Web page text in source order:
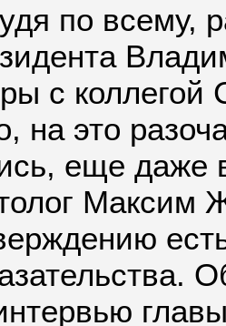
по всему,
с
на это
еще даже
Максим